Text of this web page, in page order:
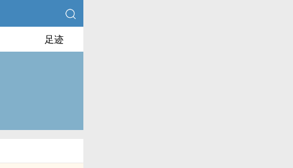
足迹